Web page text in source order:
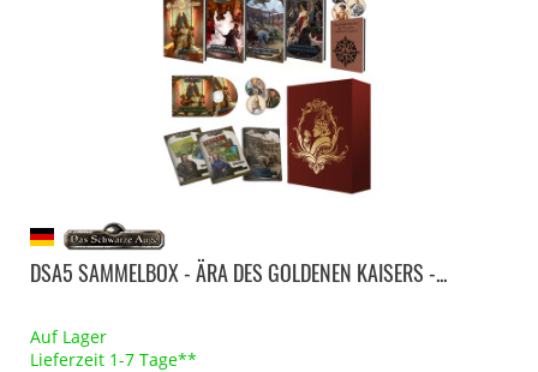
DSA5 SAMMELBOX - ÄRA DES GOLDENEN KAISERS -...
Auf Lager
Lieferzeit 1-7 Tage**